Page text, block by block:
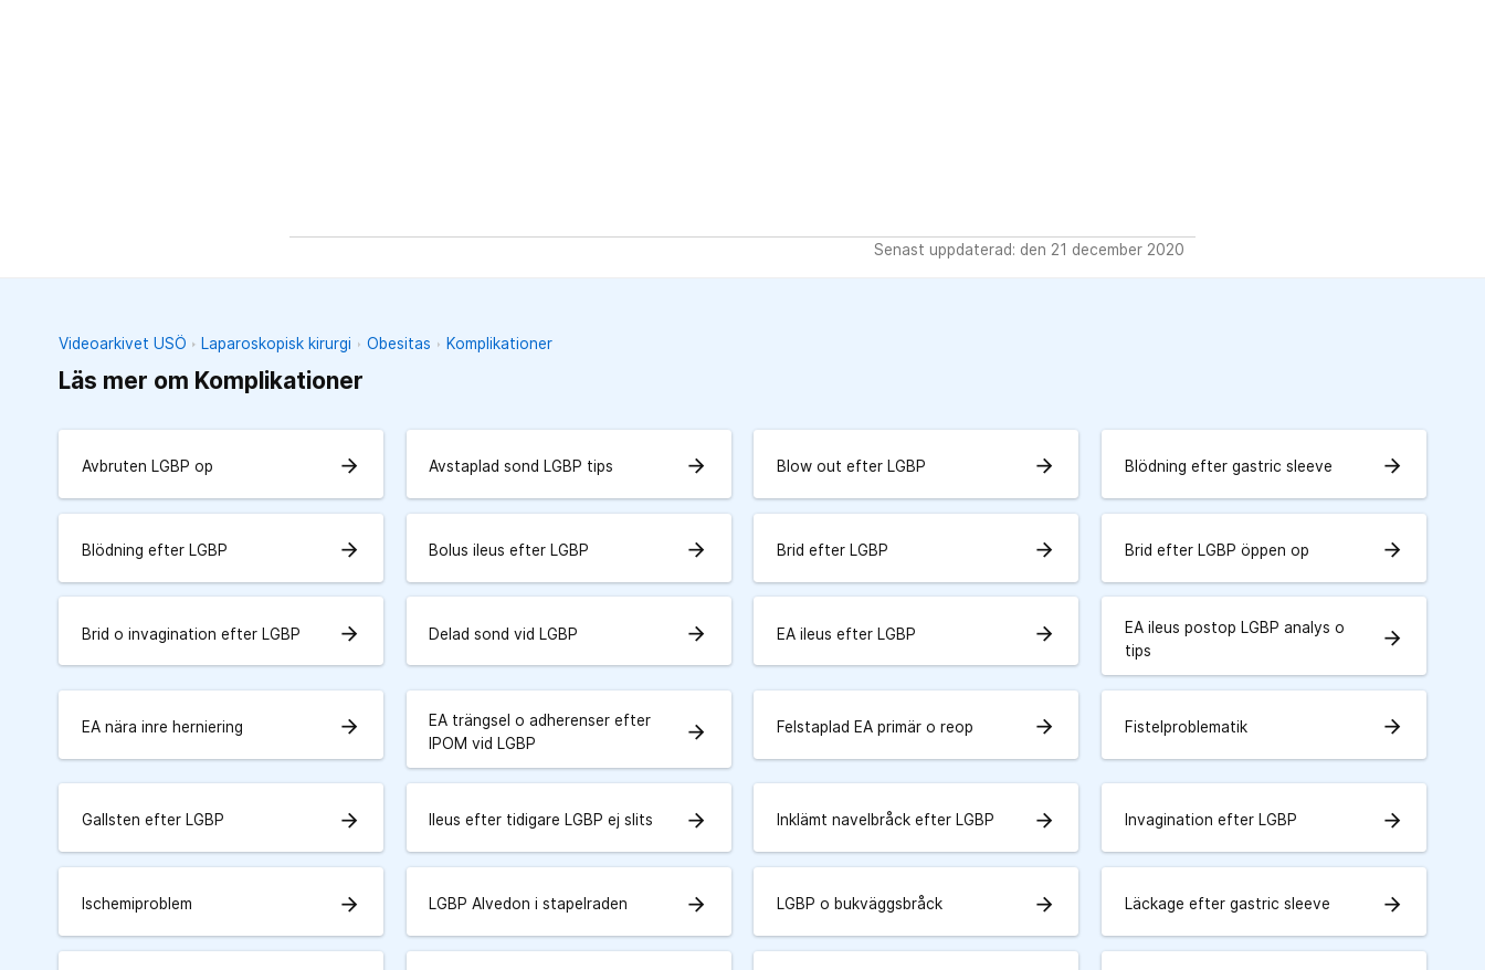
Senast uppdaterad: den 21 december 2020
Videoarkivet USÖ Laparoskopisk kirurgi Obesitas Komplikationer
Läs mer om Komplikationer
Avbruten LGBP op arrow_forward Avstaplad sond LGBP tips arrow_forward Blow out efter LGBP arrow_forward Blödning efter gastric sleeve arrow_forward
Blödning efter LGBP arrow_forward Bolus ileus efter LGBP arrow_forward Brid efter LGBP arrow_forward Brid efter LGBP öppen op arrow_forward
Brid o invagination efter LGBP arrow_forward Delad sond vid LGBP arrow_forward EA ileus efter LGBP arrow_forward
EA ileus postop LGBP analys o
tips
arrow_forward
EA nära inre herniering arrow_forward
EA trängsel o adherenser efter
IPOM vid LGBP
arrow_forward Felstaplad EA primär o reop arrow_forward Fistelproblematik arrow_forward
Gallsten efter LGBP arrow_forward Ileus efter tidigare LGBP ej slits arrow_forward Inklämt navelbråck efter LGBP arrow_forward Invagination efter LGBP arrow_forward
Ischemiproblem arrow_forward LGBP Alvedon i stapelraden arrow_forward LGBP o bukväggsbråck arrow_forward Läckage efter gastric sleeve arrow_forward